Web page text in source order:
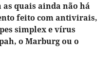
as quais ainda não há
feito com antivirais,
simplex e vírus
o Marburg ou o